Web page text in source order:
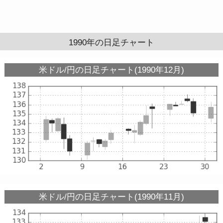
1990年の日足チャート
米ドル/円の日足チャート(1990年12月)
米ドル/円の日足チャート(1990年11月)